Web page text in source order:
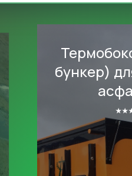
бункер)